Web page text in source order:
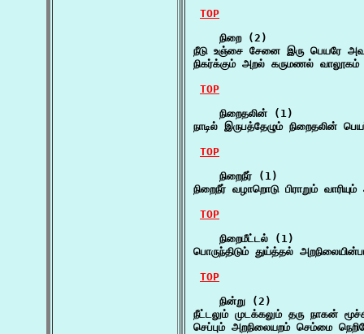
TOP
    நிறை (2)
நீடு உஞ்சை சேனை இரு பெயரே
நிகர்க்கும் அறல் கருமணல்
TOP
    நிறைதலின் (1)
நாடில் இருபத்தேழும் நிறைதலின்
TOP
    நிறைநீர் (1)
நிறைநீர் வழாறொடு பிராறும்
TOP
    நிறைமீட்டல் (1)
பொருந்திடும் துய்த்தல்
TOP
    நின்று (2)
நீட்டலும் முடக்கலும் தரு நாகன்
செப்பும் அறநிலையறம் செம்மை